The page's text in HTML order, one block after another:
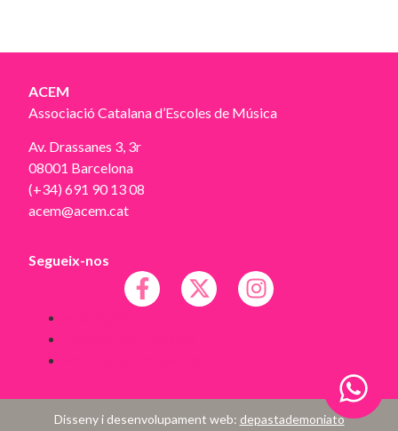
ACEM
Associació Catalana d’Escoles de Música
Av. Drassanes 3, 3r
08001 Barcelona
(+34) 691 90 13 08
acem@acem.cat
Segueix-nos
Disseny i desenvolupament web: depastademoniato